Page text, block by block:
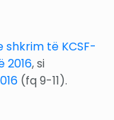
të KCSF-
2016, si
(fq 9-11).